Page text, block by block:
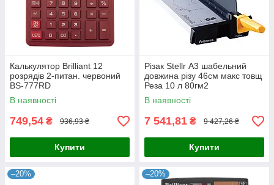
Калькулятор Brilliant 12
розрядів 2-питан. червоний
BS-777RD
В наявності
749,54 ₴ 936,93 ₴
Купити
Різак Stellr А3 шабельний
довжина різу 46см макс товщ
Реза 10 л 80гм2
В наявності
7 541,81 ₴ 9 427,26 ₴
Купити
–20% –20%